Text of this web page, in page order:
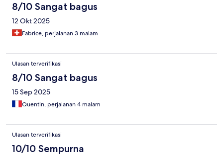
8/10 Sangat bagus
12 Okt 2025
Fabrice, perjalanan 3 malam
Ulasan terverifikasi
8/10 Sangat bagus
15 Sep 2025
Quentin, perjalanan 4 malam
Ulasan terverifikasi
10/10 Sempurna